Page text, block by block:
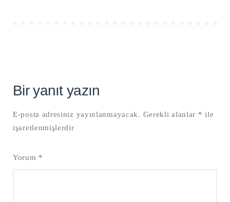
Bir yanıt yazın
E-posta adresiniz yayınlanmayacak. Gerekli alanlar * ile
işaretlenmişlerdir
Yorum *